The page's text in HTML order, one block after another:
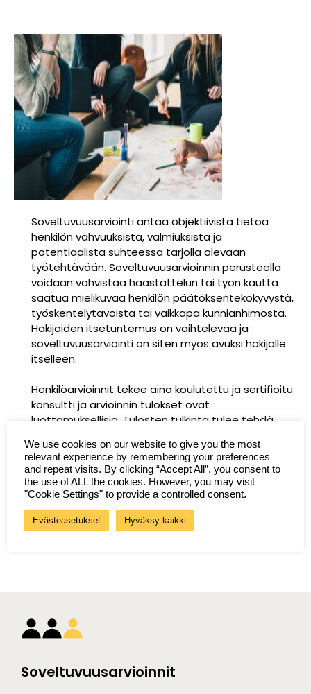
Soveltuvuusarviointi antaa objektiivista tietoa
henkilön vahvuuksista, valmiuksista ja
potentiaalista suhteessa tarjolla olevaan
työtehtävään. Soveltuvuusarvioinnin perusteella
voidaan vahvistaa haastattelun tai työn kautta
saatua mielikuvaa henkilön päätöksentekokyvystä,
työskentelytavoista tai vaikkapa kunnianhimosta.
Hakijoiden itsetuntemus on vaihtelevaa ja
soveltuvuusarviointi on siten myös avuksi hakijalle
itselleen.
Henkilöarvioinnit tekee aina koulutettu ja sertifioitu
konsultti ja arvioinnin tulokset ovat
luottamuksellisia. Tulosten tulkinta tulee tehdä
rekrytoiville esimiehille. Tulokset käydään aina myös
keskustellen läpi arviointiin osallistuneen henkilön
kanssa. Henkilöarviointien tavoitteena on löytää
henkilöt, joiden ominaisuudet vastaavat parhaiten
kyseessä olevan tehtävän vaatimuksia.
Soveltuvuusarvioinnit
We use cookies on our website to give you the most
relevant experience by remembering your preferences
and repeat visits. By clicking “Accept All”, you consent to
the use of ALL the cookies. However, you may visit
"Cookie Settings" to provide a controlled consent.
Evästeasetukset Hyväksy kaikki